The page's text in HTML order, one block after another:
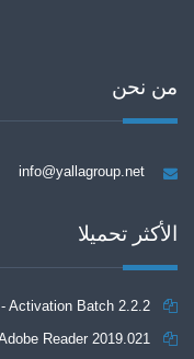
من نحن
info@yallagroup.net
الأكثر تحميلا
Activation Batch 2.2.2
Reader 2019.021